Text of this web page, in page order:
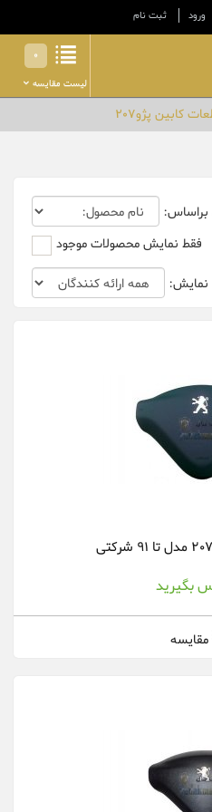
ورود ثبت نام
0
لیست مقایسه
کابین پژو207
فقط نمایش محصولات موجود
نمایش:
بگیرید
مقایسه